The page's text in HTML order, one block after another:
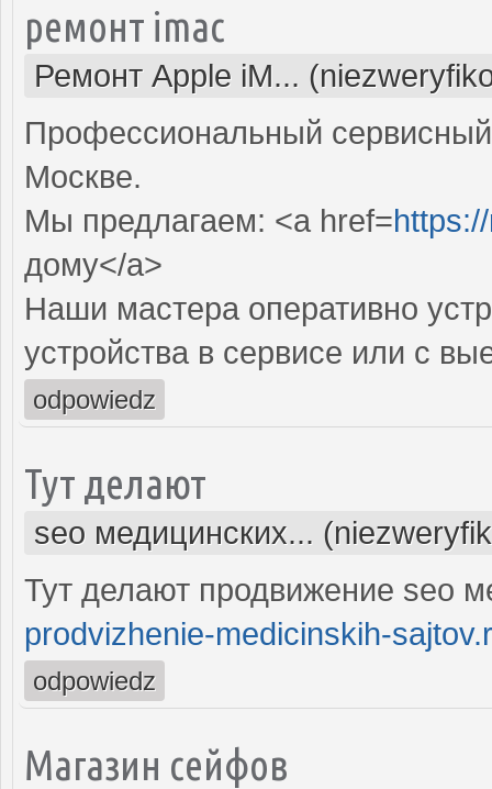
ремонт imac
Ремонт Apple iM...
Профессиональный
Москве.
Мы предлагаем: <a href=
дому</a>
Наши мастера оперативно
устройства в сервисе или с
odpowiedz
Тут делают
seo медицинских...
Тут делают продвижение seo
prodvizhenie-medicinskih-
odpowiedz
Магазин сейфов